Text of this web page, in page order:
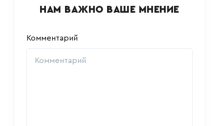
НАМ ВАЖНО ВАШЕ МНЕНИЕ
Комментарий